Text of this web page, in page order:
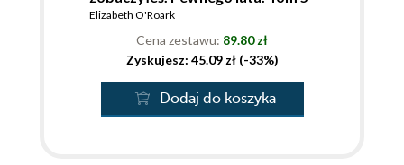
Elizabeth O'Roark
Cena zestawu: 89.80 zł
Zyskujesz: 45.09 zł (-33%)
Dodaj do koszyka